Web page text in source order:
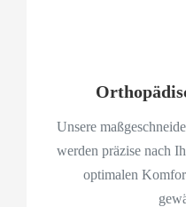
Unsere
werden präzise nach
optimalen